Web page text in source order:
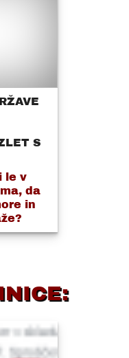
S
le v
da
in